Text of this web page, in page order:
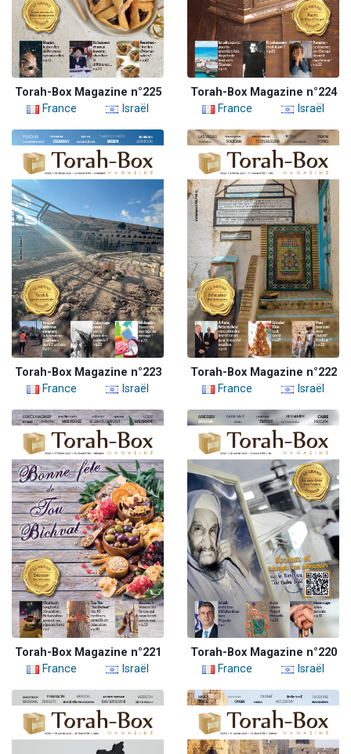
Torah-Box Magazine n°225
France
Israël
Torah-Box Magazine n°224
France
Israël
Torah-Box Magazine n°223
France
Israël
Torah-Box Magazine n°222
France
Israël
Torah-Box Magazine n°221
France
Israël
Torah-Box Magazine n°220
France
Israël